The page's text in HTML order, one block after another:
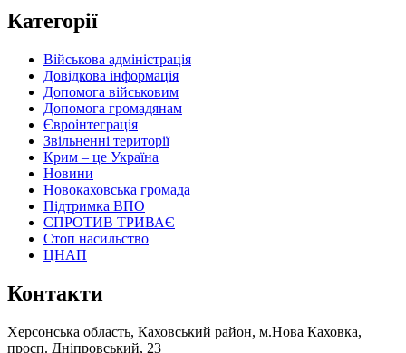
Категорії
Військова адміністрація
Довідкова інформація
Допомога військовим
Допомога громадянам
Євроінтеграція
Звільненні території
Крим – це Україна
Новини
Новокаховська громада
Підтримка ВПО
СПРОТИВ ТРИВАЄ
Стоп насильство
ЦНАП
Контакти
Херсонська область, Каховський район, м.Нова Каховка,
просп. Дніпровський, 23